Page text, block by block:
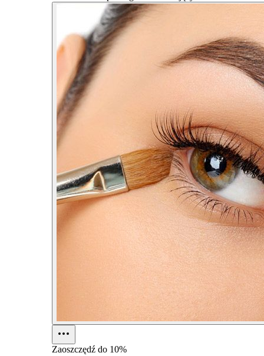
Zaoszczędź do 10%